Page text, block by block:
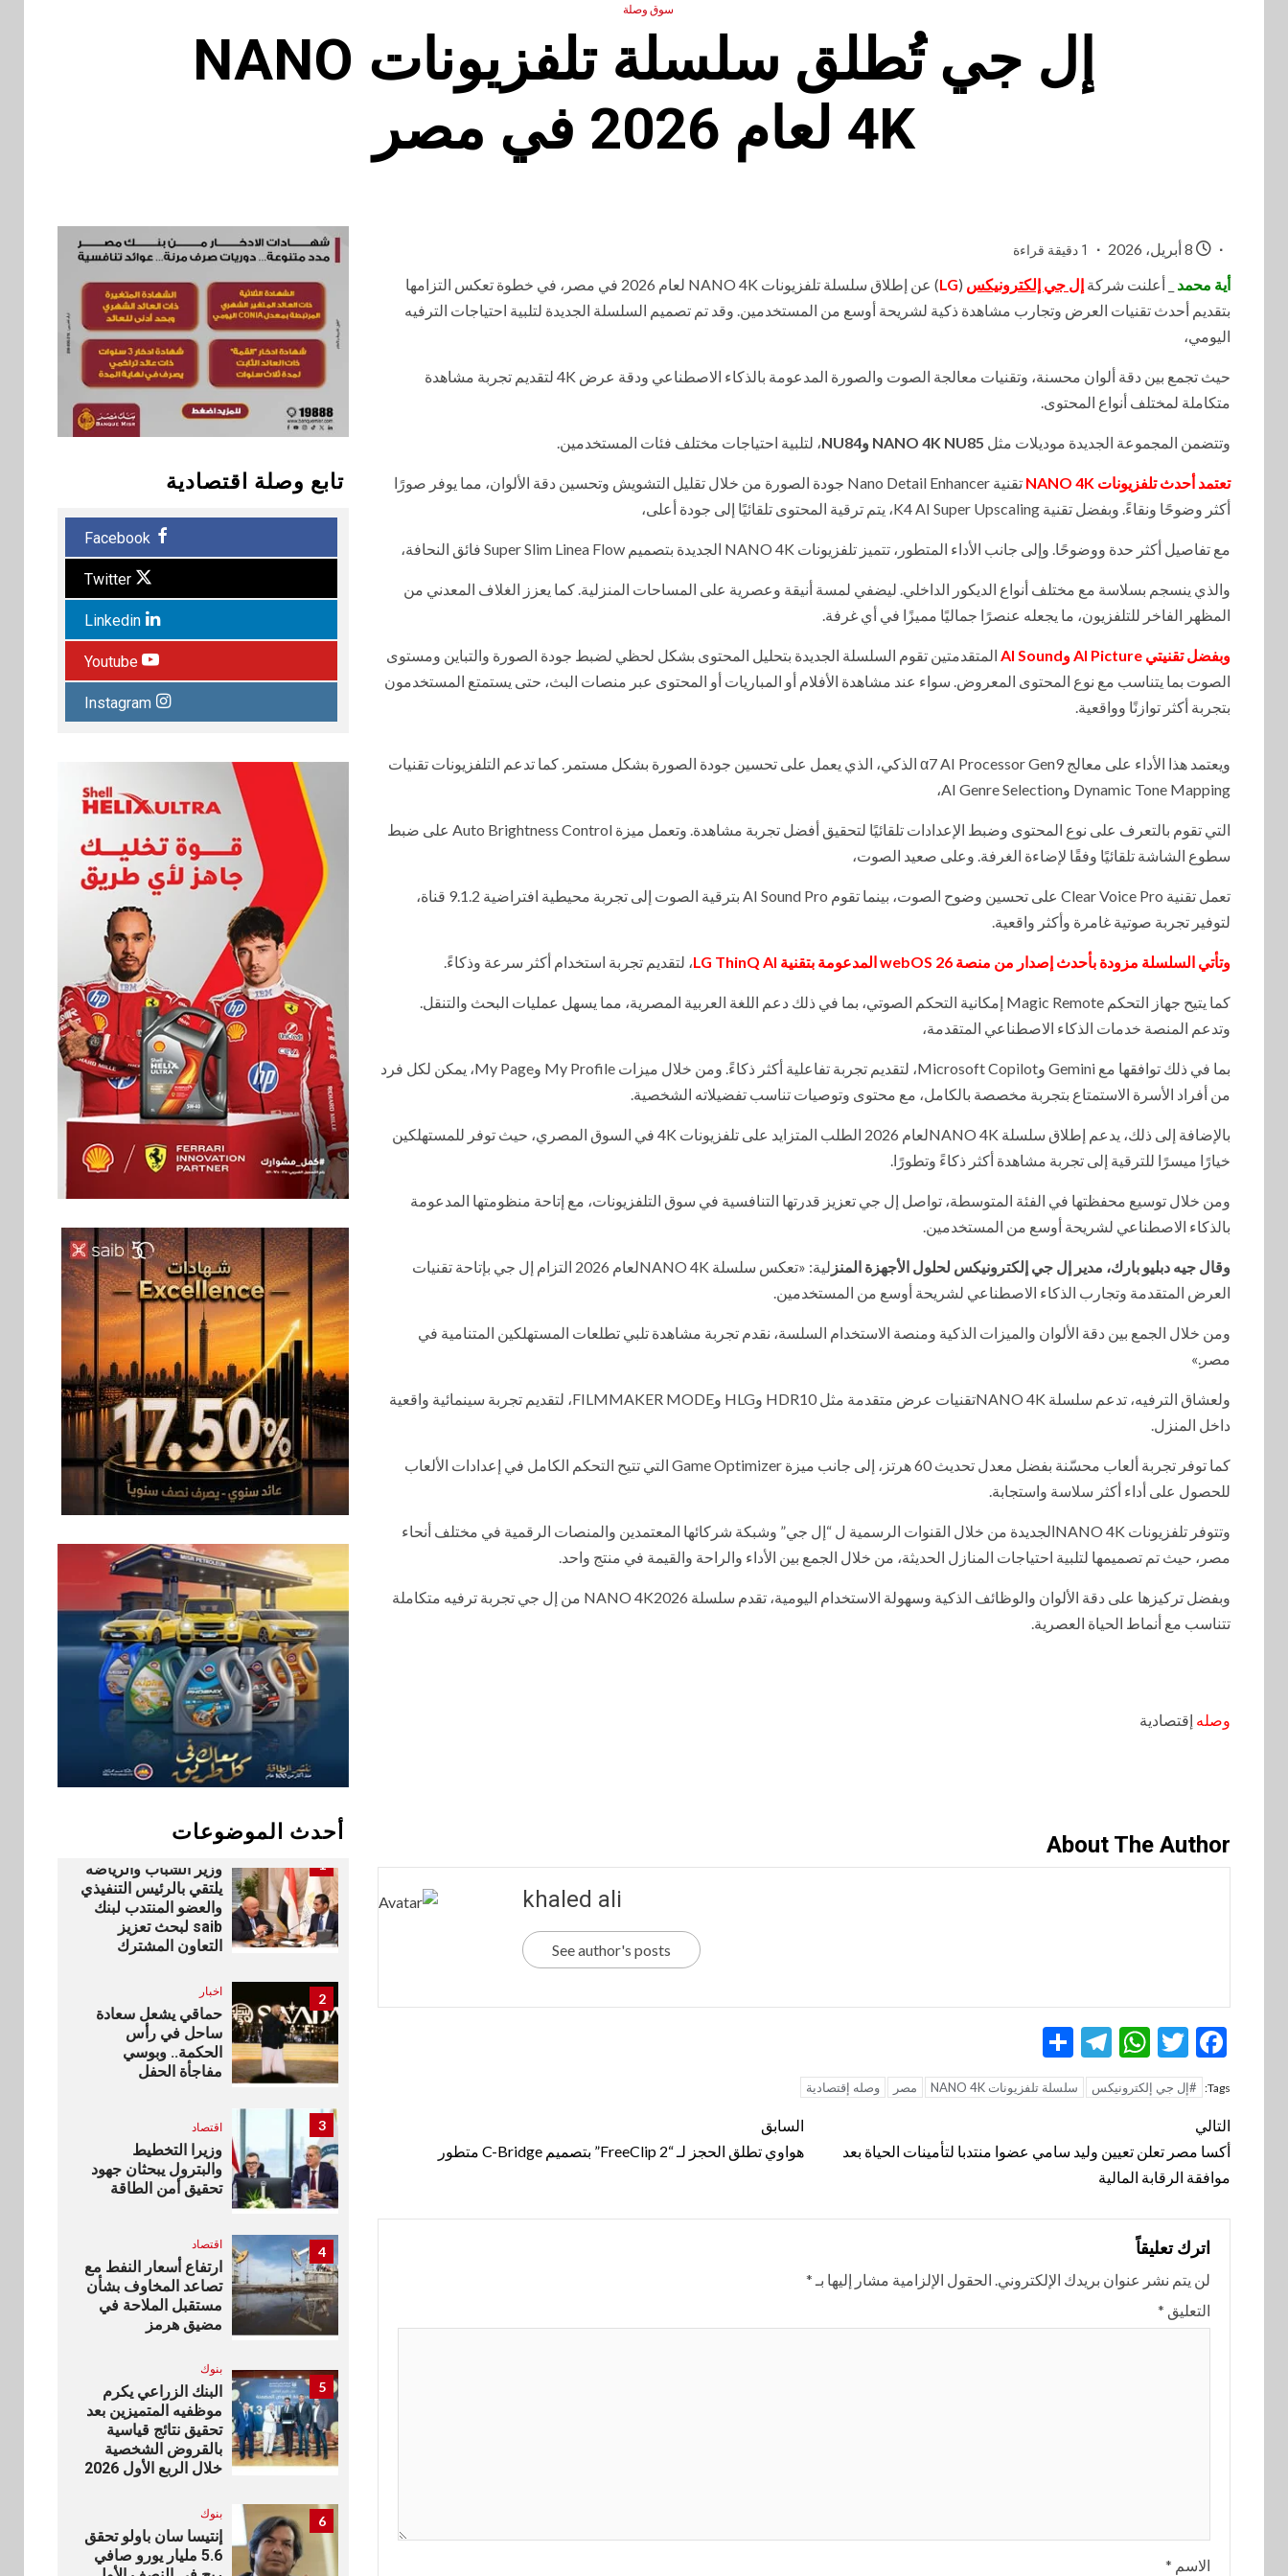
سوق وصلة
إل جي تُطلق سلسلة تلفزيونات NANO
4K لعام 2026 في مصر
1 دقيقة قراءة
أية محمد _ أعلنت شركة إل جي إلكترونيكس (
LG
) عن إطلاق سلسلة تلفزيونات NANO 4K لعام 2026 في مصر، في خطوة تعكس التزامها
بتقديم أحدث تقنيات العرض وتجارب مشاهدة ذكية لشريحة أوسع من المستخدمين. وقد تم تصميم السلسلة الجديدة لتلبية احتياجات الترفيه
اليومي،
حيث تجمع بين دقة ألوان محسنة، وتقنيات معالجة الصوت والصورة المدعومة بالذكاء الاصطناعي ودقة عرض 4K لتقديم تجربة مشاهدة
متكاملة لمختلف أنواع المحتوى.
وتتضمن المجموعة الجديدة موديلات مثل NANO 4K NU85 وNU84 ، لتلبية احتياجات مختلف فئات المستخدمين.
تعتمد أحدث تلفزيونات NANO 4K
تقنية Nano Detail Enhancer جودة الصورة من خلال تقليل التشويش وتحسين دقة الألوان، مما يوفر صورًا
أكثر وضوحًا ونقاءً. وبفضل تقنية K4 AI Super Upscaling، يتم ترقية المحتوى تلقائيًا إلى جودة أعلى،
مع تفاصيل أكثر حدة ووضوحًا. وإلى جانب الأداء المتطور، تتميز تلفزيونات NANO 4K الجديدة بتصميم Super Slim Linea Flow فائق النحافة،
والذي ينسجم بسلاسة مع مختلف أنواع الديكور الداخلي. ليضفي لمسة أنيقة وعصرية على المساحات المنزلية. كما يعزز الغلاف المعدني من
المظهر الفاخر للتلفزيون، ما يجعله عنصرًا جماليًا مميزًا في أي غرفة.
وبفضل تقنيتي AI Picture وAI Sound
المتقدمتين تقوم السلسلة الجديدة بتحليل المحتوى بشكل لحظي لضبط جودة الصورة والتباين ومستوى
الصوت بما يتناسب مع نوع المحتوى المعروض. سواء عند مشاهدة الأفلام أو المباريات أو المحتوى عبر منصات البث، حتى يستمتع المستخدمون
بتجربة أكثر توازنًا وواقعية.
ويعتمد هذا الأداء على معالج α7 AI Processor Gen9 الذكي، الذي يعمل على تحسين جودة الصورة بشكل مستمر. كما تدعم التلفزيونات تقنيات
Dynamic Tone Mapping وAI Genre Selection،
التي تقوم بالتعرف على نوع المحتوى وضبط الإعدادات تلقائيًا لتحقيق أفضل تجربة مشاهدة. وتعمل ميزة Auto Brightness Control على ضبط
سطوع الشاشة تلقائيًا وفقًا لإضاءة الغرفة. وعلى صعيد الصوت،
تعمل تقنية Clear Voice Pro على تحسين وضوح الصوت، بينما تقوم AI Sound Pro بترقية الصوت إلى تجربة محيطية افتراضية 9.1.2 قناة،
لتوفير تجربة صوتية غامرة وأكثر واقعية.
وتأتي السلسلة مزودة بأحدث إصدار من منصة webOS 26 المدعومة بتقنية LG ThinQ AI ، لتقديم تجربة استخدام أكثر سرعة وذكاءً.
كما يتيح جهاز التحكم Magic Remote إمكانية التحكم الصوتي، بما في ذلك دعم اللغة العربية المصرية، مما يسهل عمليات البحث والتنقل.
وتدعم المنصة خدمات الذكاء الاصطناعي المتقدمة،
بما في ذلك توافقها مع Gemini وMicrosoft Copilot، لتقديم تجربة تفاعلية أكثر ذكاءً. ومن خلال ميزات My Profile وMy Page، يمكن لكل فرد
من أفراد الأسرة الاستمتاع بتجربة مخصصة بالكامل، مع محتوى وتوصيات تناسب تفضيلاته الشخصية.
بالإضافة إلى ذلك، يدعم إطلاق سلسلة NANO 4Kلعام 2026 الطلب المتزايد على تلفزيونات 4K في السوق المصري، حيث توفر للمستهلكين
خيارًا ميسرًا للترقية إلى تجربة مشاهدة أكثر ذكاءً وتطورًا.
ومن خلال توسيع محفظتها في الفئة المتوسطة، تواصل إل جي تعزيز قدرتها التنافسية في سوق التلفزيونات، مع إتاحة منظومتها المدعومة
بالذكاء الاصطناعي لشريحة أوسع من المستخدمين.
وقال جيه دبليو بارك، مدير إل جي إلكترونيكس لحلول الأجهزة المنز
لية: «تعكس سلسلة NANO 4Kلعام 2026 التزام إل جي بإتاحة تقنيات
العرض المتقدمة وتجارب الذكاء الاصطناعي لشريحة أوسع من المستخدمين.
ومن خلال الجمع بين دقة الألوان والميزات الذكية ومنصة الاستخدام السلسة، نقدم تجربة مشاهدة تلبي تطلعات المستهلكين المتنامية في
مصر.»
ولعشاق الترفيه، تدعم سلسلة NANO 4Kتقنيات عرض متقدمة مثل HDR10 وHLG وFILMMAKER MODE، لتقديم تجربة سينمائية واقعية
داخل المنزل.
كما توفر تجربة ألعاب محسّنة بفضل معدل تحديث 60 هرتز، إلى جانب ميزة Game Optimizer التي تتيح التحكم الكامل في إعدادات الألعاب
للحصول على أداء أكثر سلاسة واستجابة.
وتتوفر تلفزيونات NANO 4Kالجديدة من خلال القنوات الرسمية ل “إل جي” وشبكة شركائها المعتمدين والمنصات الرقمية في مختلف أنحاء
مصر، حيث تم تصميمها لتلبية احتياجات المنازل الحديثة، من خلال الجمع بين الأداء والراحة والقيمة في منتج واحد.
وبفضل تركيزها على دقة الألوان والوظائف الذكية وسهولة الاستخدام اليومية، تقدم سلسلة NANO 4K2026 من إل جي تجربة ترفيه متكاملة
تتناسب مع أنماط الحياة العصرية.
وصله إقتصادية
About The Author
khaled ali
See author's posts
Facebook
Twitter
WhatsApp
Telegram
Tags: #إل جي إلكترونيكس سلسلة تلفزيونات NANO 4K مصر وصله إقتصادية
تنقل
المقالة
السابق
هواوي تطلق الحجز لـ “FreeClip 2” بتصميم C-Bridge متطور
التالي
أكسا مصر تعلن تعيين وليد سامي عضوا منتدبا لتأمينات الحياة بعد
موافقة الرقابة المالية
اترك تعليقاً
لن يتم نشر عنوان بريدك الإلكتروني. الحقول الإلزامية مشار إليها بـ *
التعليق *
الاسم *
تابع وصلة اقتصادية
Facebook
Twitter
Linkedin
Youtube
Instagram
أحدث الموضوعات
6 بنوك
ربح في النصف الأول
2026
7
اخبار
غرفة القاهرة تنظم
ندوة إلكترونية لدعم
الصادرات وتحقيق
مستهدفات رؤية مصر
2030
8 بنوك
بنك مصر يشارك في
فعالية اليوم العالمي
للشباب ويقدم العديد
من العروض المجانية
بنوك
بنك QNB مصر يعزز
جاهزية المشروعات
الصغيرة والمتوسطة
للنمو والتوسع
اخبار
فيكسد مصر و”حلول”
تتشاركان في تطوير
أول منصة للسياحة
الصحية في مصر
والشرق الأوسط
1
بنوك
وزير الشباب والرياضة
يلتقي بالرئيس التنفيذي
والعضو المنتدب لبنك
saib لبحث تعزيز
التعاون المشترك
2 اخبار
حماقي يشعل سعادة
ساحل في رأس
الحكمة.. وبوسي
مفاجأة الحفل
3 اقتصاد
وزيرا التخطيط
والبترول يبحثان جهود
تحقيق أمن الطاقة
4 اقتصاد
ارتفاع أسعار النفط مع
تصاعد المخاوف بشأن
مستقبل الملاحة في
مضيق هرمز
5
بنوك
البنك الزراعي يكرم
موظفيه المتميزين بعد
تحقيق نتائج قياسية
بالقروض الشخصية
خلال الربع الأول 2026
6 بنوك
إنتيسا سان باولو تحقق
5.6 مليار يورو صافي